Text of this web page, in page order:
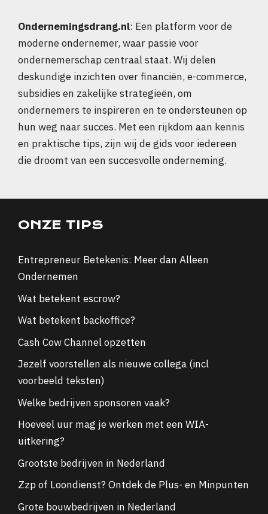
Ondernemingsdrang.nl: Een platform voor de
moderne ondernemer, waar passie voor
ondernemerschap centraal staat. Wij delen
deskundige inzichten over financiën, e-commerce,
subsidies en zakelijke strategieën, om
ondernemers te inspireren en te ondersteunen op
hun weg naar succes. Met een rijkdom aan kennis
en praktische tips, zijn wij de gids voor iedereen
die droomt van een succesvolle onderneming.
ONZE TIPS
Entrepreneur Betekenis: Meer dan Alleen
Ondernemen
Wat betekent escrow?
Wat betekent backoffice?
Cash Cow Channel opzetten
Jezelf voorstellen als nieuwe collega (incl
voorbeeld teksten)
Welke bedrijven sponsoren vaak?
Hoeveel uur mag je werken met een WIA-
uitkering?
Grootste bedrijven in Nederland
Zzp of Loondienst? Ontdek de Plus- en Minpunten
Grote bouwbedrijven in Nederland